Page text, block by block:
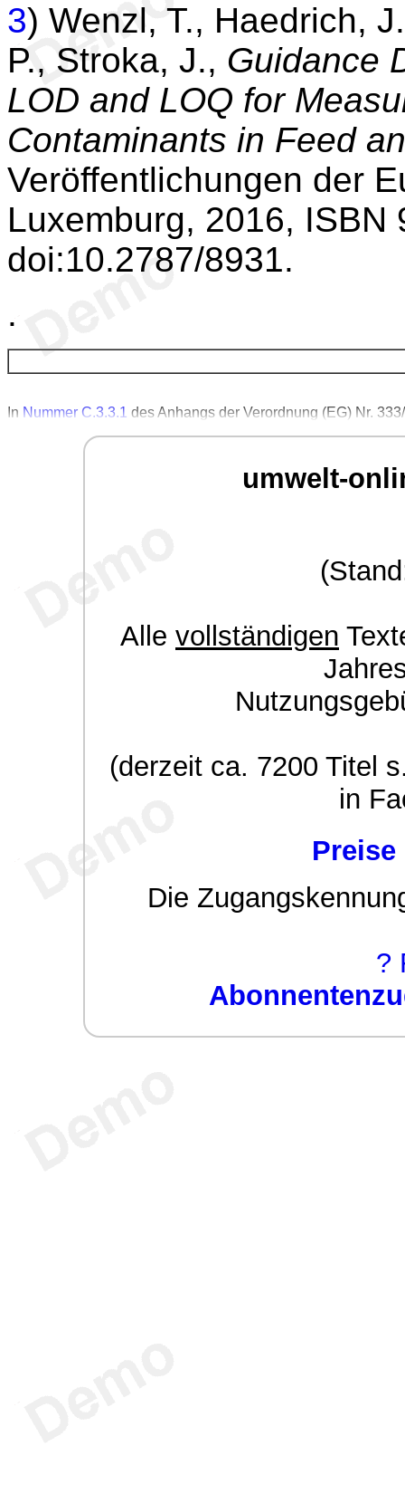
3) Wenzl, T., Haedrich,
P., Stroka, J., Guidance
LOD and LOQ for
Contaminants in Feed
Veröffentlichungen der
Luxemburg, 2016, ISBN
doi:10.2787/8931.
.
In Nummer C.3.3.1 des Anhangs der Verordnung (EG) Nr.
umwelt-
Alle vollständigen
(derzeit ca. 7200 Titel
in
Die
?